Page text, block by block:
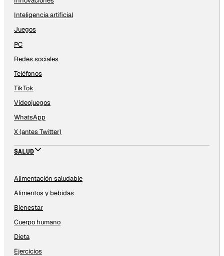
Inteligencia artificial
Juegos
PC
Redes sociales
Teléfonos
TikTok
Videojuegos
WhatsApp
X (antes Twitter)
SALUD
Alimentación saludable
Alimentos y bebidas
Bienestar
Cuerpo humano
Dieta
Ejercicios